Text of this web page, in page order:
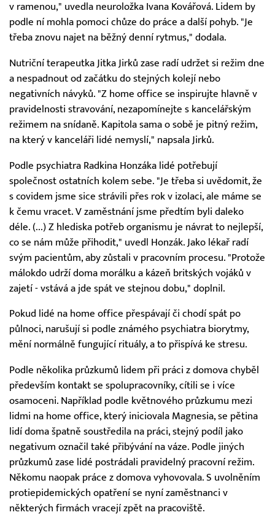
v ramenou," uvedla neuroložka Ivana Kovářová. Lidem by
podle ní mohla pomoci chůze do práce a další pohyb. "Je
třeba znovu najet na běžný denní rytmus," dodala.
Nutriční terapeutka Jitka Jirků zase radí udržet si režim dne
a nespadnout od začátku do stejných kolejí nebo
negativních návyků. "Z home office se inspirujte hlavně v
pravidelnosti stravování, nezapomínejte s kancelářským
režimem na snídaně. Kapitola sama o sobě je pitný režim,
na který v kanceláři lidé nemyslí," napsala Jirků.
Podle psychiatra Radkina Honzáka lidé potřebují
společnost ostatních kolem sebe. "Je třeba si uvědomit, že
s covidem jsme sice strávili přes rok v izolaci, ale máme se
k čemu vracet. V zaměstnání jsme předtím byli daleko
déle. (...) Z hlediska potřeb organismu je návrat to nejlepší,
co se nám může přihodit," uvedl Honzák. Jako lékař radí
svým pacientům, aby zůstali v pracovním procesu. "Protože
málokdo udrží doma morálku a kázeň britských vojáků v
zajetí - vstává a jde spát ve stejnou dobu," doplnil.
Pokud lidé na home office přespávají či chodí spát po
půlnoci, narušují si podle známého psychiatra biorytmy,
mění normálně fungující rituály, a to přispívá ke stresu.
Podle několika průzkumů lidem při práci z domova chyběl
především kontakt se spolupracovníky, cítili se i více
osamoceni. Například podle květnového průzkumu mezi
lidmi na home office, který iniciovala Magnesia, se pětina
lidí doma špatně soustředila na práci, stejný podíl jako
negativum označil také přibývání na váze. Podle jiných
průzkumů zase lidé postrádali pravidelný pracovní režim.
Někomu naopak práce z domova vyhovovala. S uvolněním
protiepidemických opatření se nyní zaměstnanci v
některých firmách vracejí zpět na pracoviště.